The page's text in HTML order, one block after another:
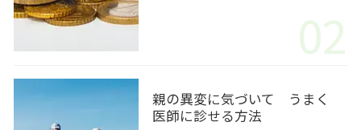
02
親の異変に気づいて うまく
医師に診せる方法